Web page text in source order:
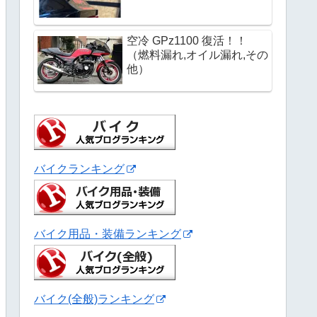
空冷 GPz1100 復活！！
（燃料漏れ,オイル漏れ,その
他）
バイクランキング
バイク用品・装備ランキング
バイク(全般)ランキング